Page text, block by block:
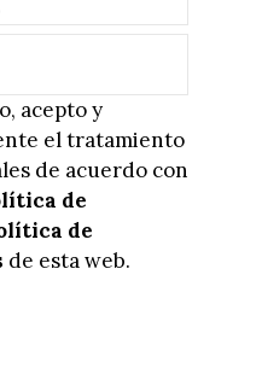
acepto y
el tratamiento
de acuerdo con
de
de
de esta web.